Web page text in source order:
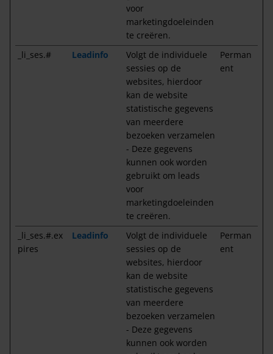
voor
marketingdoeleinden
te creëren.
_li_ses.# Leadinfo
Volgt de individuele
sessies op de
websites, hierdoor
kan de website
statistische gegevens
van meerdere
bezoeken verzamelen
- Deze gegevens
kunnen ook worden
gebruikt om leads
voor
marketingdoeleinden
te creëren.
Perman
ent
_li_ses.#.ex
pires
Leadinfo
Volgt de individuele
sessies op de
websites, hierdoor
kan de website
statistische gegevens
van meerdere
bezoeken verzamelen
- Deze gegevens
kunnen ook worden
Perman
ent